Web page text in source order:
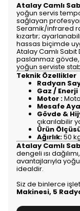
Atalay Camlı
yoğun servis
sağlayan
Seramik/infrared
kızartır;
hassas biçimde
Atalay Camlı Sabit
paslanmaz gövde,
yoğun serviste
Teknik Özellikler
Radyan
Gaz / Enerji
Motor :
Mesafe
Gövde &
çıkarılabilir
Ürün
Ağırlık:50
Atalay Camlı
dengeli ısı
avantajlarıyla
idealdir.
Siz de binlerce
Makinesi, 5